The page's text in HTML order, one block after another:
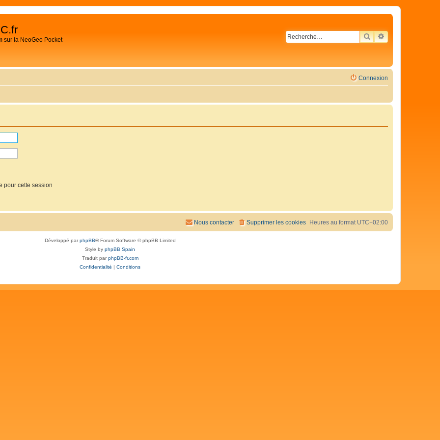
sur la NeoGeo Pocket RECHERCHER
RECHERCHE
Connexion
pour cette session
Heures au format UTC+02:00
Supprimer les cookies
Nous contacter
Développé parphpBB® Forum Software © phpBB Limited
Style by phpBB Spain
Traduit parphpBB-fr.com
Confidentialité
Conditions